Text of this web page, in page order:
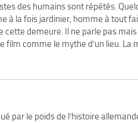
des humains sont répétés.
à la fois jardinier, homme à tout
cette demeure. Il ne parle pas
film comme le mythe d’un lieu. La
par le poids de l’histoire